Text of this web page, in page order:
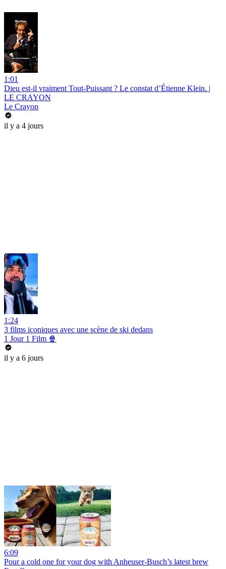
1:01
Dieu est-il vraiment Tout-Puissant ? Le constat d’Étienne Klein. |
LE CRAYON
Le Crayon
il y a 4 jours
1:24
3 films iconiques avec une scène de ski dedans
1 Jour 1 Film 🍿
il y a 6 jours
6:09
Pour a cold one for your dog with Anheuser-Busch’s latest brew